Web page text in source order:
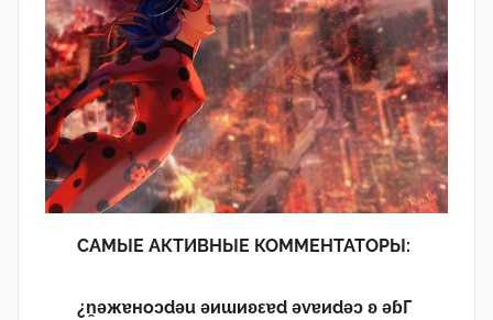
САМЫЕ АКТИВНЫЕ КОММЕНТАТОРЫ:
¿n̯ǝжɐноɔdǝu ǝиɯиʚεɐd ǝvɐиdǝɔ ʚ ǝɓГ